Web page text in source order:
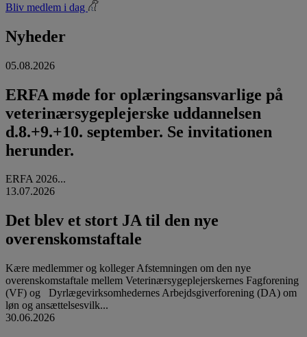
Bliv medlem i dag
Nyheder
05.08.2026
ERFA møde for oplæringsansvarlige på
veterinærsygeplejerske uddannelsen
d.8.+9.+10. september. Se invitationen
herunder.
ERFA 2026...
13.07.2026
Det blev et stort JA til den nye
overenskomstaftale
Kære medlemmer og kolleger Afstemningen om den nye
overenskomstaftale mellem Veterinærsygeplejerskernes Fagforening
(VF) og Dyrlægevirksomhedernes Arbejdsgiverforening (DA) om
løn og ansættelsesvilk...
30.06.2026